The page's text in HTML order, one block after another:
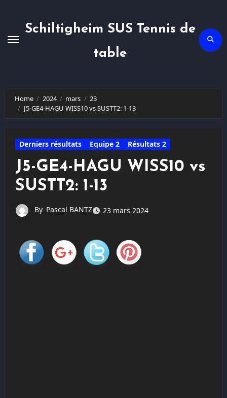
Schiltigheim SUS Tennis de
table
Home 2024 mars
23
J5-GE4-HAGU WISS10 vs SUSTT2: 1-13
Derniers résultats Equipe 2 Résultats 2
J5-GE4-HAGU WISS10 vs
SUSTT2: 1-13
By Pascal BANTZ 23 mars 2024